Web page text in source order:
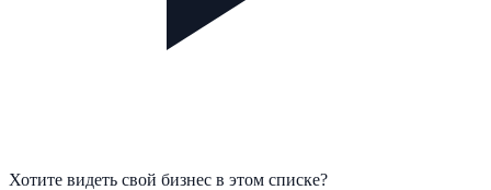
Хотите видеть свой бизнес в этом списке?